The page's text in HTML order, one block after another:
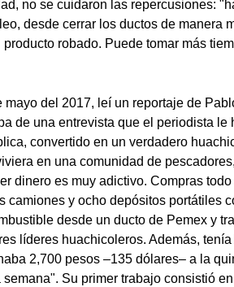
no se cuidaron las repercusiones:
desde cerrar los ductos de manera
robado. Puede tomar más
del 2017, leí un reportaje de
de una entrevista que el periodista le
convertido en un verdadero
en una comunidad de
dinero es muy adictivo. Compras
camiones y ocho depósitos portátiles
desde un ducto de Pemex y
líderes huachicoleros. Además,
2,700 pesos –135 dólares– a la
Su primer trabajo consistió